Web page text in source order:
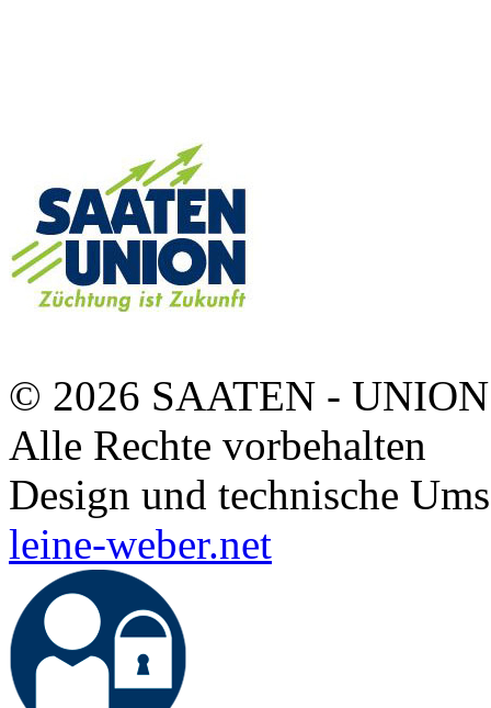
© 2026 SAATEN -
Alle Rechte vorbehalten
Design und technische
leine-weber.net